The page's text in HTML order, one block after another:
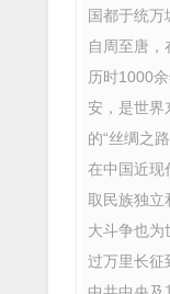
国都于统万
自周至唐，
历时1000
安，是世界
的“丝绸之路
在中国近现
取民族独立
大斗争也为
过万里长征